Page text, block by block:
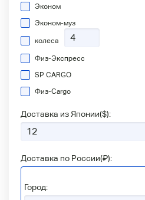
Эконом
Эконом-муз
колеса
Физ-Экспресс
SP CARGO
Физ-Сargo
Доставка из Японии($):
Доставка по России(₽):
Город: